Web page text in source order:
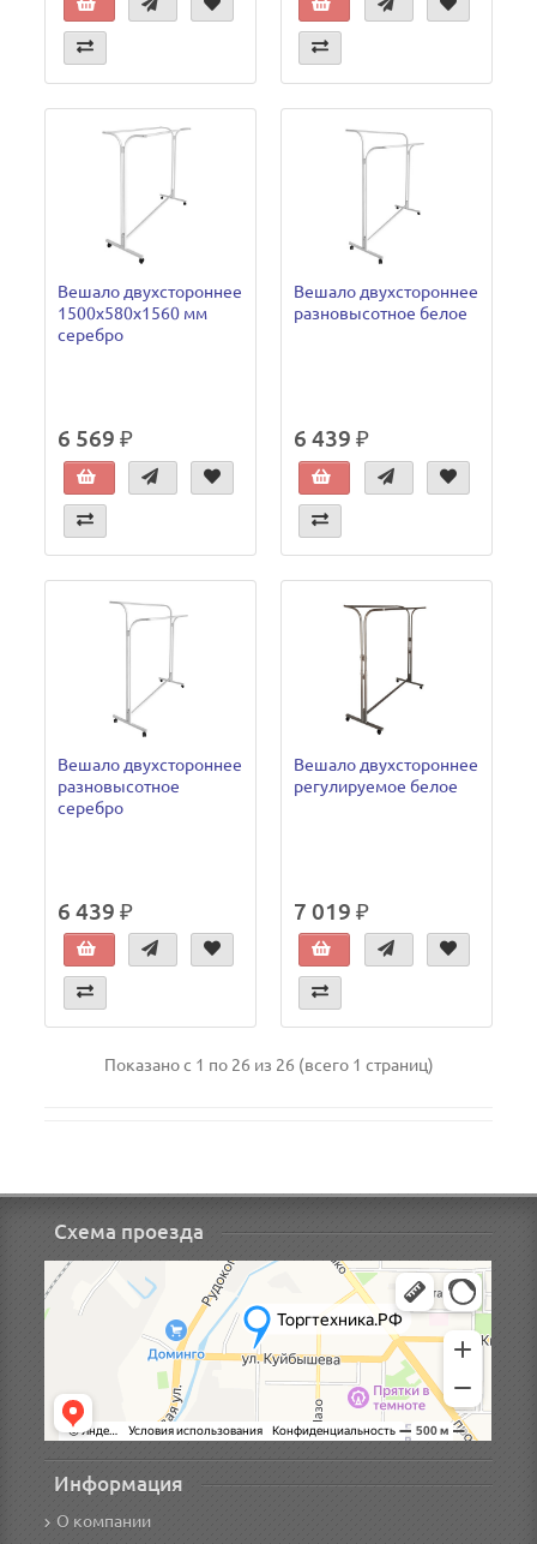
Вешало двухстороннее
1500х580х1560 мм
серебро
6 569 ₽
Вешало двухстороннее
разновысотное белое
6 439 ₽
Вешало двухстороннее
разновысотное
серебро
6 439 ₽
Вешало двухстороннее
регулируемое белое
7 019 ₽
Показано с 1 по 26 из 26 (всего 1 страниц)
Схема проезда
Информация
О компании